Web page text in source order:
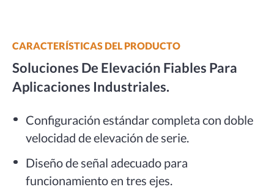
CARACTERÍSTICAS DEL PRODUCTO
Soluciones De Elevación Fiables Para
Aplicaciones Industriales.
Configuración estándar completa con doble
velocidad de elevación de serie.
Diseño de señal adecuado para
funcionamiento en tres ejes.